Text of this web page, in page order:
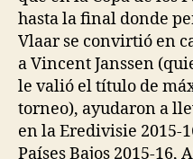
hasta la final donde
Vlaar se convirtió en
a Vincent Janssen
le valió el título de
torneo), ayudaron a
en la Eredivisie 2015-
Países Bajos 2015-16,